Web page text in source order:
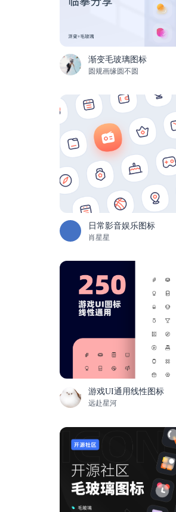
渐变毛玻璃图标
圆规画缘圆不圆
日常影音娱乐图标
肖星星
游戏UI通用线性图标
远赴星河